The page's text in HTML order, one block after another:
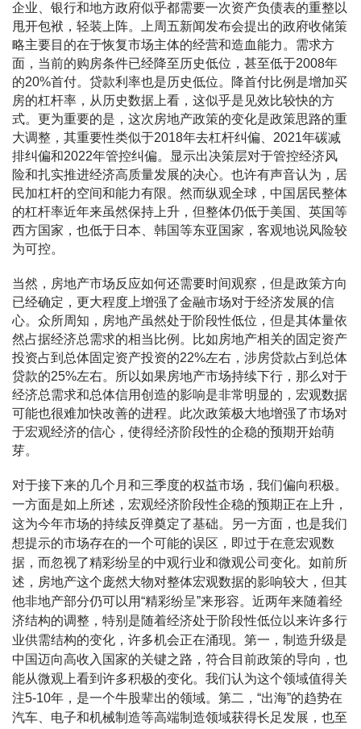
企业、银行和地方政府似乎都需要一次资产负债表的重整以
甩开包袱，轻装上阵。上周五新闻发布会提出的政府收储策
略主要目的在于恢复市场主体的经营和造血能力。需求方
面，当前的购房条件已经降至历史低位，甚至低于2008年
的20%首付。贷款利率也是历史低位。降首付比例是增加买
房的杠杆率，从历史数据上看，这似乎是见效比较快的方
式。更为重要的是，这次房地产政策的变化是政策思路的重
大调整，其重要性类似于2018年去杠杆纠偏、2021年碳减
排纠偏和2022年管控纠偏。显示出决策层对于管控经济风
险和扎实推进经济高质量发展的决心。也许有声音认为，居
民加杠杆的空间和能力有限。然而纵观全球，中国居民整体
的杠杆率近年来虽然保持上升，但整体仍低于美国、英国等
西方国家，也低于日本、韩国等东亚国家，客观地说风险较
为可控。
当然，房地产市场反应如何还需要时间观察，但是政策方向
已经确定，更大程度上增强了金融市场对于经济发展的信
心。众所周知，房地产虽然处于阶段性低位，但是其体量依
然占据经济总需求的相当比例。比如房地产相关的固定资产
投资占到总体固定资产投资的22%左右，涉房贷款占到总体
贷款的25%左右。所以如果房地产市场持续下行，那么对于
经济总需求和总体信用创造的影响是非常明显的，宏观数据
可能也很难加快改善的进程。此次政策极大地增强了市场对
于宏观经济的信心，使得经济阶段性的企稳的预期开始萌
芽。
对于接下来的几个月和三季度的权益市场，我们偏向积极。
一方面是如上所述，宏观经济阶段性企稳的预期正在上升，
这为今年市场的持续反弹奠定了基础。另一方面，也是我们
想提示的市场存在的一个可能的误区，即过于在意宏观数
据，而忽视了精彩纷呈的中观行业和微观公司变化。如前所
述，房地产这个庞然大物对整体宏观数据的影响较大，但其
他非地产部分仍可以用“精彩纷呈”来形容。近两年来随着经
济结构的调整，特别是随着经济处于阶段性低位以来许多行
业供需结构的变化，许多机会正在涌现。第一，制造升级是
中国迈向高收入国家的关键之路，符合目前政策的导向，也
能从微观上看到许多积极的变化。我们认为这个领域值得关
注5-10年，是一个牛股辈出的领域。第二，“出海”的趋势在
汽车、电子和机械制造等高端制造领域获得长足发展，也至